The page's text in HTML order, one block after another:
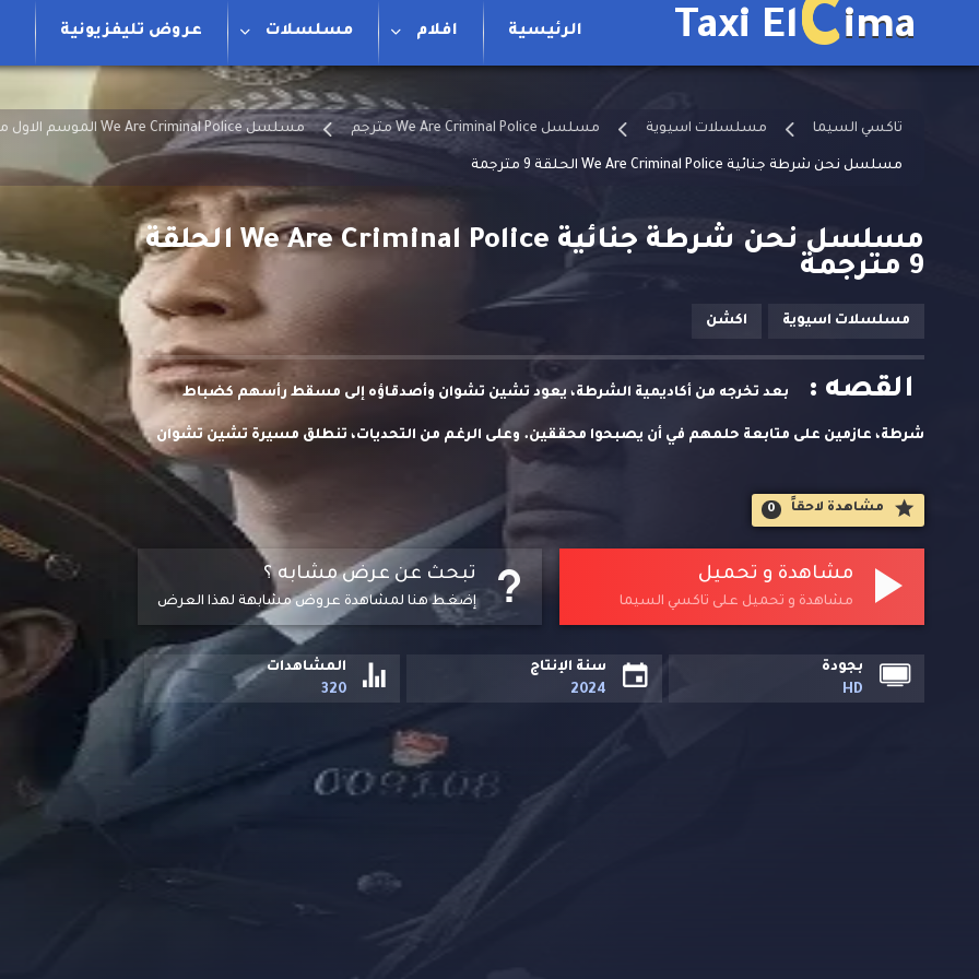
Taxi ElCima الرئيسية افلام مسلسلات عروض تليفزيونية
تاكسي السيما مسلسلات اسيوية مسلسل We Are Criminal Police مترجم مسلسل We Are Criminal Police الموسم الاول مترجم
مسلسل نحن شرطة جنائية We Are Criminal Police الحلقة 9 مترجمة
مسلسل نحن شرطة جنائية We Are Criminal Police الحلقة
9 مترجمة
مسلسلات اسيوية اكشن
القصه : بعد تخرجه من أكاديمية الشرطة، يعود تشين تشوان وأصدقاؤه إلى مسقط رأسهم كضباط
شرطة، عازمين على متابعة حلمهم في أن يصبحوا محققين. وعلى الرغم من التحديات، تنطلق مسيرة تشين تشوان
المهنية عندما يثبت شجاعته في موقف حرج. وتحت إشراف رؤسائه، ينمو ليصبح محققًا ماهرًا، ويواجه ثقل مسؤولياته
وواقع الوظيفة.
مشاهدة لاحقاََ 0
تبحث عن عرض مشابه ؟
إضغط هنا لمشاهدة عروض مشابهة لهذا العرض
مشاهدة و تحميل
مشاهدة و تحميل على تاكسي السيما
بجودة
HD
سنة الإنتاج
2024
المشاهدات
320